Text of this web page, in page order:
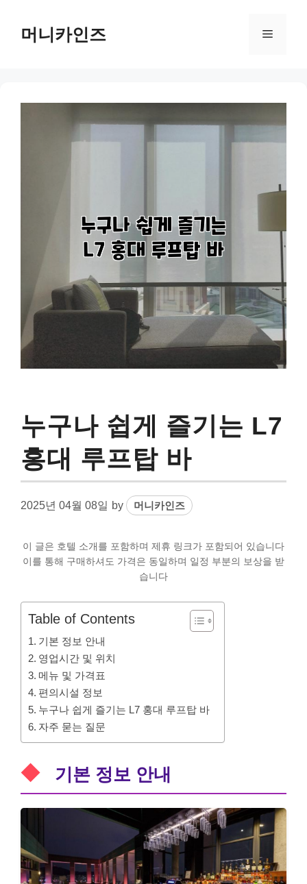
content머니카인즈 Menu
누구나 쉽게 즐기는 L7
홍대 루프탑 바
2025년 04월 08일 by 머니카인즈
이 글은 호텔 소개를 포함하며 제휴 링크가 포함되어 있습니다
이를 통해 구매하셔도 가격은 동일하며 일정 부분의 보상을 받
습니다
Table of Contents
기본 정보 안내
영업시간 및 위치
메뉴 및 가격표
편의시설 정보
누구나 쉽게 즐기는 L7 홍대 루프탑 바
자주 묻는 질문
기본 정보 안내